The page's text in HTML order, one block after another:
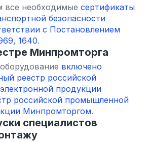
все необходимые сертификаты
безопасности
с Постановлением
1640.
Минпромторга
включено
реестр российской
продукции
российской промышленной
Минпромторгом.
специалистов